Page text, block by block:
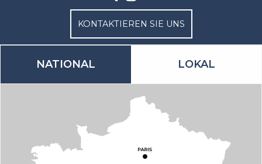
KONTAKTIEREN SIE UNS
NATIONAL LOKAL